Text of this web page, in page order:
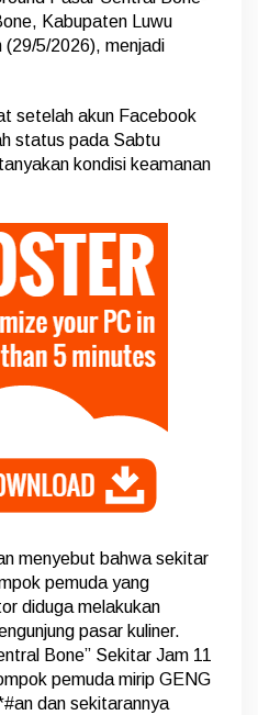
Kabupaten Luwu
5/2026), menjadi
setelah akun Facebook
status pada Sabtu
kondisi keamanan
menyebut bahwa sekitar
pemuda yang
diduga melakukan
pasar kuliner.
Bone” Sekitar Jam 11
pemuda mirip GENG
dan sekitarannya